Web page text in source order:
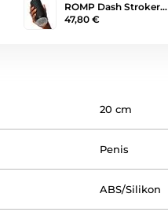
ROMP Dash Stroker…
47,80 €
20 cm
Penis
ABS/Silikon